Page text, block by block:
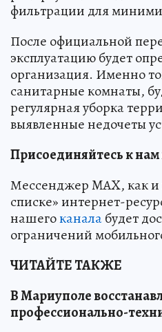
фильтрации для
После официальной
эксплуатацию будет
организация. Именно
санитарные комнаты,
регулярная уборка
выявленные недочеты
Присоединяйтесь к нам
Мессенджер MAX, как
списке» интернет-
нашегоканалабудет
ограничений
ЧИТАЙТЕ ТАКЖЕ
В Мариуполе
профессионально-